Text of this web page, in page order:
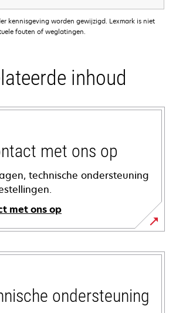
kennisgeving worden gewijzigd. Lexmark is niet
fouten of weglatingen.
inhoud
met ons op
technische ondersteuning
met ons op
ondersteuning